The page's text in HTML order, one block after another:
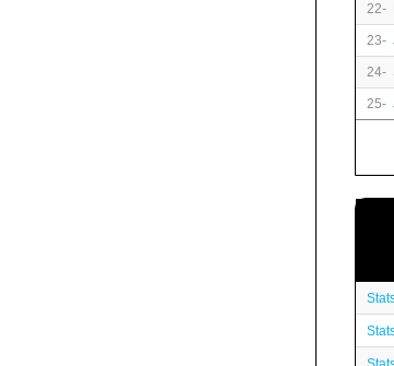
22-
23-
24-
25-